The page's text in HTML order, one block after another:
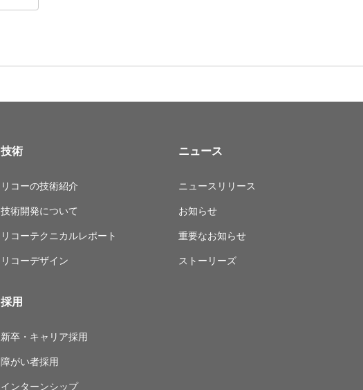
技術
リコーの技術紹介
技術開発について
リコーテクニカルレポート
リコーデザイン
採用
新卒・キャリア採用
障がい者採用
インターンシップ
ニュース
ニュースリリース
お知らせ
重要なお知らせ
ストーリーズ